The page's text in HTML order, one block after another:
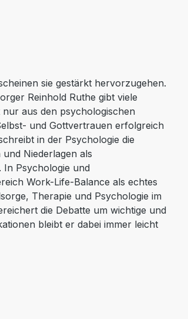
sie gestärkt hervorzugehen.
Reinhold Ruthe gibt viele
aus den psychologischen
und Gottvertrauen erfolgreich
in der Psychologie die
Niederlagen als
In Psychologie und
Work-Life-Balance als echtes
Therapie und Psychologie im
die Debatte um wichtige und
bleibt er dabei immer leicht